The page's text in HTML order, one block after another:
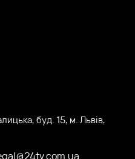
буд. 15, м. Львів,